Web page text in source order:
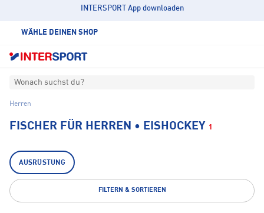
INTERSPORT App downloaden
WÄHLE DEINEN SHOP
Wonach suchst du?
Herren
FISCHER FÜR HERREN • EISHOCKEY 1
AUSRÜSTUNG
FILTERN & SORTIEREN